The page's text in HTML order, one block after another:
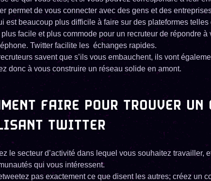
permet de vous connecter avec des gens et des
est beaucoup plus difficile à faire sur des plateformes
plus facile et plus commode pour un recruteur de répondre
Twitter facilite les échanges rapides.
savent que s’ils vous embauchent, ils vont
donc à vous construire un réseau solide en amont.
FAIRE POUR TROUVER UN
TWITTER
le secteur d’activité dans lequel vous souhaitez travailler,
qui vous intéressent.
pas exactement ce que disent les autres; créez un